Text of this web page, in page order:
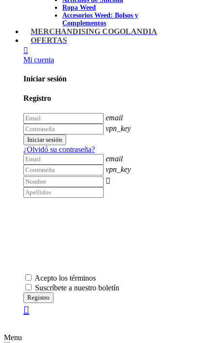
Ropa Weed
Accesorios Weed: Bolsos y
Complementos
Cannabuds
Inciensos
MERCHANDISING COGOLANDIA
OFERTAS
Mi cuenta
Iniciar sesión
Registro
email
vpn_key
Iniciar sesión
¿Olvidó su contraseña?
email
vpn_key

Acepto los términos
Suscríbete a nuestro boletín
Registro
Menu